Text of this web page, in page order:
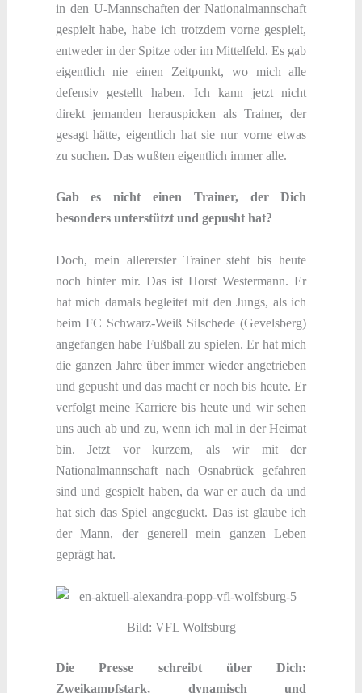
in den U-Mannschaften der Nationalmannschaft
gespielt habe, habe ich trotzdem vorne gespielt,
entweder in der Spitze oder im Mittelfeld. Es gab
eigentlich nie einen Zeitpunkt, wo mich alle
defensiv gestellt haben. Ich kann jetzt nicht
direkt jemanden herauspicken als Trainer, der
gesagt hätte, eigentlich hat sie nur vorne etwas
zu suchen. Das wußten eigentlich immer alle.
Gab es nicht einen Trainer, der Dich
besonders unterstützt und gepusht hat?
Doch, mein allererster Trainer steht bis heute
noch hinter mir. Das ist Horst Westermann. Er
hat mich damals begleitet mit den Jungs, als ich
beim FC Schwarz-Weiß Silschede (Gevelsberg)
angefangen habe Fußball zu spielen. Er hat mich
die ganzen Jahre über immer wieder angetrieben
und gepusht und das macht er noch bis heute. Er
verfolgt meine Karriere bis heute und wir sehen
uns auch ab und zu, wenn ich mal in der Heimat
bin. Jetzt vor kurzem, als wir mit der
Nationalmannschaft nach Osnabrück gefahren
sind und gespielt haben, da war er auch da und
hat sich das Spiel angeguckt. Das ist glaube ich
der Mann, der generell mein ganzen Leben
geprägt hat.
Bild: VFL Wolfsburg
Die Presse schreibt über Dich:
Zweikampfstark, dynamisch und